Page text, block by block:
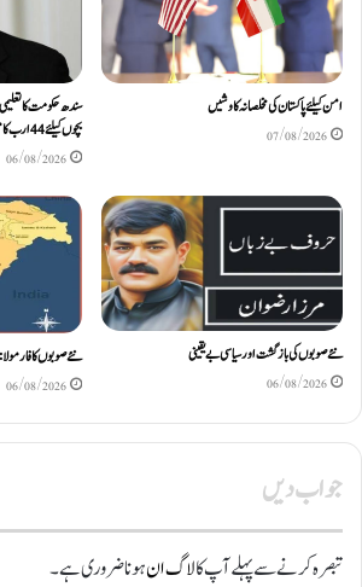
امن کیلئے پاکستان کی مخلصانہ کاوشیں
07/08/2026
سندھ حکومت کا
بچوں کیلئے44 ارب کا منصوبہ
06/08/2026
نئے صوبوں کی بازگشت اور سیاسی بے یقینی
06/08/2026
نئے صوبوں کا
06/08/2026
جواب دیں
تبصرہ کرنے سے پہلے آپ کالاگ انہونا ضروری ہے۔